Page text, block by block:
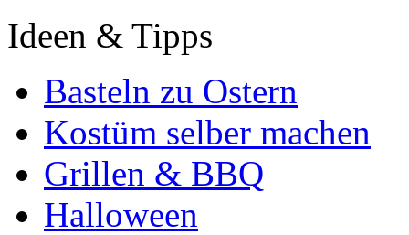
Ideen & Tipps
Basteln zu Ostern
Kostüm selber machen
Grillen & BBQ
Halloween